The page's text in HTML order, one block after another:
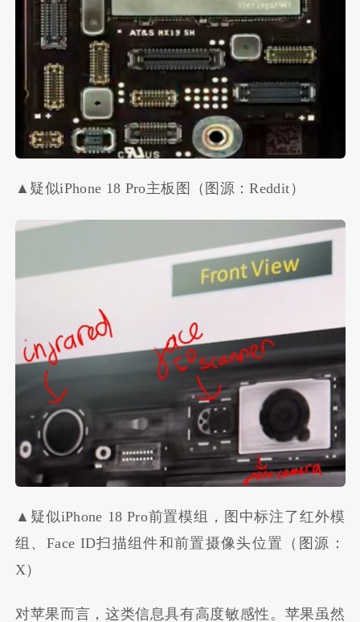
▲疑似iPhone 18 Pro主板图（图源：Reddit）
▲疑似iPhone 18 Pro前置模组，图中标注了红外模
组、Face ID扫描组件和前置摄像头位置（图源：
X）
对苹果而言，这类信息具有高度敏感性。苹果虽然